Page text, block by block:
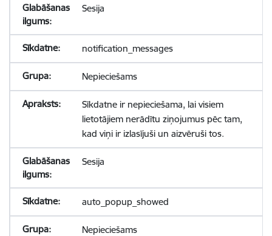
Sesija
notification_messages
Nepieciešams
Sīkdatne ir nepieciešama, lai visiem
lietotājiem nerādītu ziņojumus pēc tam,
kad viņi ir izlasījuši un aizvēruši tos.
Sesija
auto_popup_showed
Nepieciešams